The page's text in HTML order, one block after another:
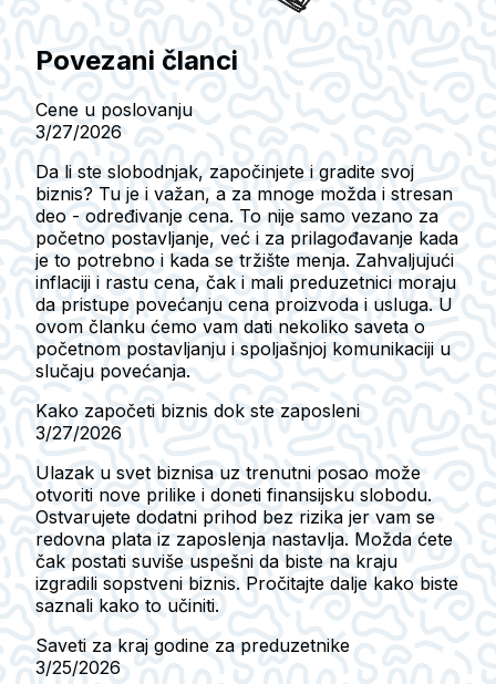
Povezani članci
Cene u poslovanju
3/27/2026
Da li ste slobodnjak, započinjete i gradite svoj
biznis? Tu je i važan, a za mnoge možda i stresan
deo - određivanje cena. To nije samo vezano za
početno postavljanje, već i za prilagođavanje kada
je to potrebno i kada se tržište menja. Zahvaljujući
inflaciji i rastu cena, čak i mali preduzetnici moraju
da pristupe povećanju cena proizvoda i usluga. U
ovom članku ćemo vam dati nekoliko saveta o
početnom postavljanju i spoljašnjoj komunikaciji u
slučaju povećanja.
Kako započeti biznis dok ste zaposleni
3/27/2026
Ulazak u svet biznisa uz trenutni posao može
otvoriti nove prilike i doneti finansijsku slobodu.
Ostvarujete dodatni prihod bez rizika jer vam se
redovna plata iz zaposlenja nastavlja. Možda ćete
čak postati suviše uspešni da biste na kraju
izgradili sopstveni biznis. Pročitajte dalje kako biste
saznali kako to učiniti.
Saveti za kraj godine za preduzetnike
3/25/2026